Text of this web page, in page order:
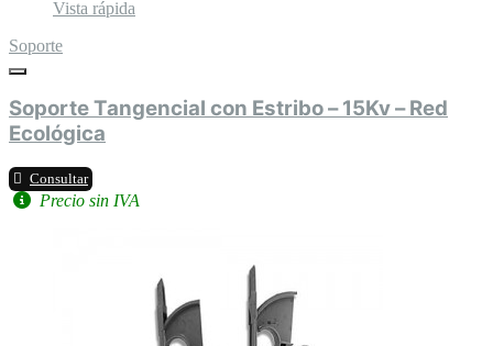
Vista rápida
Soporte
Soporte Tangencial con Estribo – 15Kv – Red
Ecológica
Consultar
Precio sin IVA